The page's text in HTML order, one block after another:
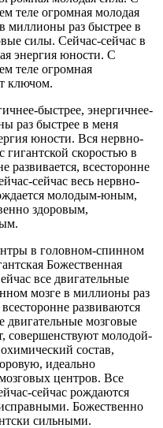
теле огромная молодая
миллионы раз быстрее в
силы. Сейчас-сейчас в
энергия юности. С
теле огромная
ключом.
быстрее, энергичнее-
раз быстрее в меня
юности. Вся нервно-
гигантской скоростью в
развивается, всесторонне
сейчас весь нервно-
молодым-юным,
здоровым,
в головном-спинном
Божественная
все двигательные
мозге в миллионы раз
развиваются
двигательные мозговые
совершенствуют молодой-
состав,
идеально
центров. Все
сейчас рождаются
Божественно
сильными.